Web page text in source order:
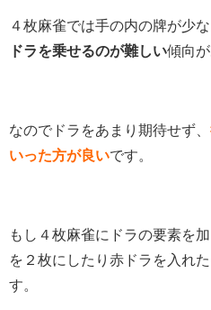
４枚麻雀では手の内の牌が少な
ドラを乗せるのが難しい傾向が
なのでドラをあまり期待せず、
いった方が良いです。
もし４枚麻雀にドラの要素を
を２枚にしたり赤ドラを入れ
す。